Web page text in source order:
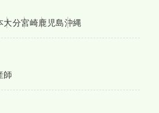
大分宮崎鹿児島沖縄
師